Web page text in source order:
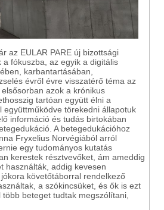
az EULAR PARE új bizottsági
fókuszba, az egyik a digitális
karbantartásában,
évről évre visszatérő téma az
azok a krónikus
tartóan együtt élni a
együttműködve törekedni állapotuk
információ és tudás birtokában
A betegedukációhoz
Fryxelius Norvégiából arról
egy tudományos kutatás
kerestek résztvevőket, ám ameddig
használták, addig kevesen
követőtáborral rendelkező
a szókincsüket, és ők is ezt
beteget tudtak megszólítani,